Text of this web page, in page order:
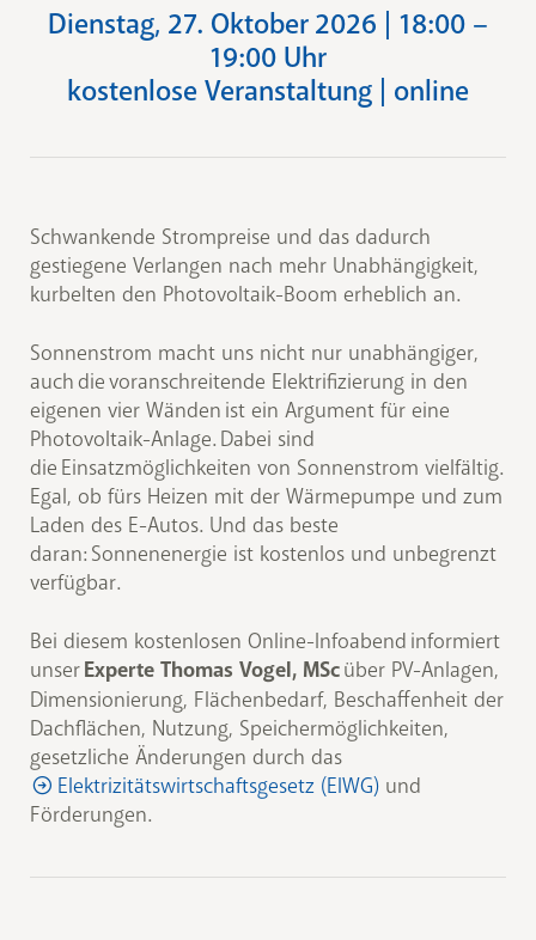
Dienstag, 27. Oktober 2026 | 18:00 –
19:00 Uhr
kostenlose Veranstaltung | online
Schwankende Strompreise und das dadurch
gestiegene Verlangen nach mehr Unabhängigkeit,
kurbelten den Photovoltaik-Boom erheblich an.
Sonnenstrom macht uns nicht nur unabhängiger,
auch die voranschreitende Elektrifizierung in den
eigenen vier Wänden ist ein Argument für eine
Photovoltaik-Anlage. Dabei sind
die Einsatzmöglichkeiten von Sonnenstrom vielfältig.
Egal, ob fürs Heizen mit der Wärmepumpe und zum
Laden des E-Autos. Und das beste
daran: Sonnenenergie ist kostenlos und unbegrenzt
verfügbar.
Bei diesem kostenlosen Online-Infoabend informiert
unserExperte Thomas Vogel, MScüber PV-Anlagen,
Dimensionierung, Flächenbedarf, Beschaffenheit der
Dachflächen, Nutzung, Speichermöglichkeiten,
gesetzliche Änderungen durch das
Elektrizitätswirtschaftsgesetz (ElWG) und
Förderungen.